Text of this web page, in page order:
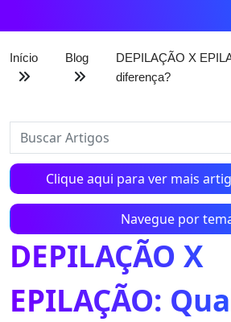
Início Blog
DEPILAÇÃO X
diferença?
Clique aqui para ver mais
Navegue por
DEPILAÇÃO X
EPILAÇÃO: